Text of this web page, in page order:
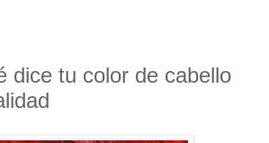
dice tu color de cabello